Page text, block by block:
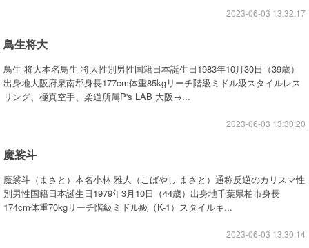
2023-06-03 13:32:17
鳥生将大
鳥生 将大本名鳥生 将大性別男性国籍日本誕生日1983年10月30日（39歳）
出身地大阪府泉南郡身長177cm体重85kgリーチ階級ミドル級スタイルレス
リング、極真空手、柔道所属P's LAB 大阪→...
2023-06-03 13:30:20
魔裟斗
魔裟斗（まさと）本名小林 雅人（こばやし まさと）通称反逆のカリスマ性
別男性国籍日本誕生日1979年3月10日（44歳）出身地千葉県柏市身長
174cm体重70kgリーチ階級ミドル級（K-1）スタイルキ...
2023-06-03 13:30:14